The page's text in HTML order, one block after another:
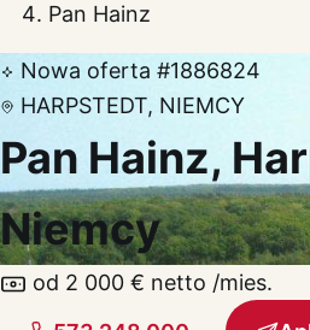
Pan Hainz
Nowa oferta #1886824
HARPSTEDT, NIEMCY
Pan Hainz,
Niemcy
od 2 000 € netto /mies.